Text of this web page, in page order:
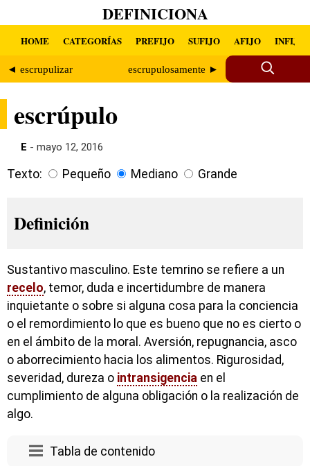
DEFINICIONA
HOME CATEGORÍAS PREFIJO SUFIJO AFIJO INFIJO
◄ escrupulizar escrupulosamente ►
escrúpulo
E - mayo 12, 2016
Texto: Pequeño Mediano Grande
Definición
Sustantivo masculino. Este temrino se refiere a un
recelo, temor, duda e incertidumbre de manera
inquietante o sobre si alguna cosa para la conciencia
o el remordimiento lo que es bueno que no es cierto o
en el ámbito de la moral. Aversión, repugnancia, asco
o aborrecimiento hacia los alimentos. Rigurosidad,
severidad, dureza o intransigencia en el
cumplimiento de alguna obligación o la realización de
algo.
Tabla de contenido